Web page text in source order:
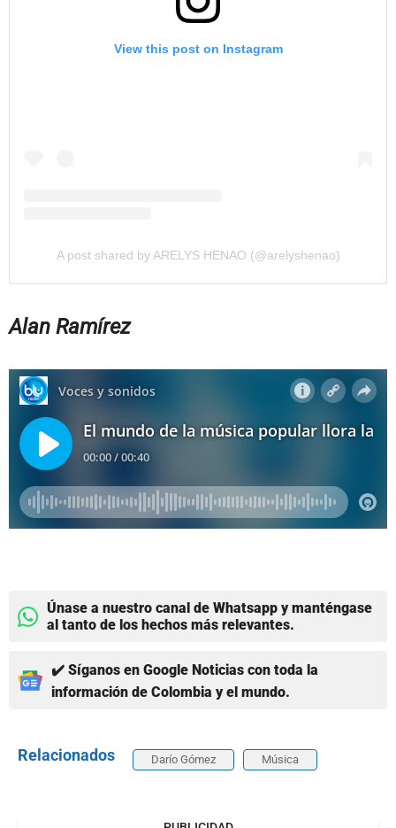
View this post on Instagram
A post shared by ARELYS HENAO (@arelyshenao)
Alan Ramírez
Únase a nuestro canal de Whatsapp y manténgase
al tanto de los hechos más relevantes.
✔️ Síganos en Google Noticias con toda la
información de Colombia y el mundo.
Relacionados Darío Gómez Música